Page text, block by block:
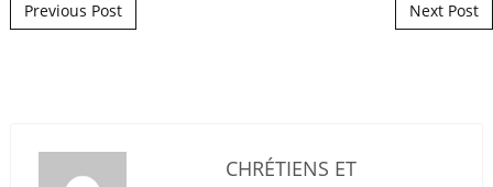
Post navigation
Previous Post Next Post
CHRÉTIENS ET